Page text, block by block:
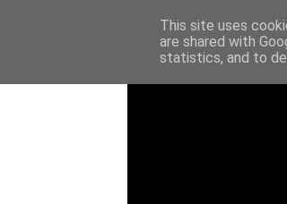
This site uses
are shared with
statistics, and to